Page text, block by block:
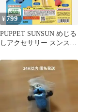
¥799
PUPPET SUNSUN めじる
しアクセサリー スンスン